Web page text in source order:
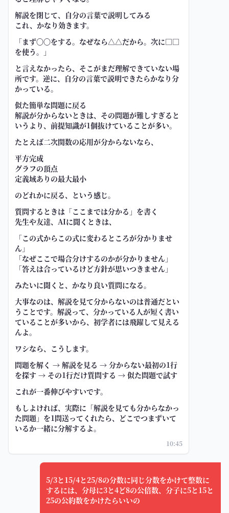
解説を閉じて、自分の言葉で説明してみる
これ、かなり効きます。
「まず〇〇をする。なぜなら△△だから。次に□□
を使う。」
と言えなかったら、そこがまだ理解できていない場
所です。逆に、自分の言葉で説明できたらかなり分
かっている。
似た簡単な問題に戻る
解説が分からないときは、その問題が難しすぎると
いうより、前提知識が1個抜けていることが多い。
たとえば二次関数の応用が分からないなら、
平方完成
グラフの頂点
定義域ありの最大最小
のどれかに戻る、という感じ。
質問するときは「ここまでは分かる」を書く
先生や友達、AIに聞くときは、
「この式からこの式に変わるところが分かりませ
ん」
「なぜここで場合分けするのかが分かりません」
「答えは合っているけど方針が思いつきません」
みたいに聞くと、かなり良い質問になる。
大事なのは、解説を見て分からないのは普通だとい
うことです。解説って、分かっている人が短く書い
ていることが多いから、初学者には飛躍して見える
んよ。
ワシなら、こうします。
問題を解く → 解説を見る → 分からない最初の1行
を探す → その1行だけ質問する → 似た問題で試す
これが一番伸びやすいです。
もしよければ、実際に「解説を見ても分からなかっ
た問題」を1問送ってくれたら、どこでつまずいて
いるか一緒に分解するよ。
10:45
5/3と15/4と25/8の分数に同じ分数をかけて整数に
するには、分母に3と4ど8の公倍数、分子に5と15と
25の公約数をかけたらいいの